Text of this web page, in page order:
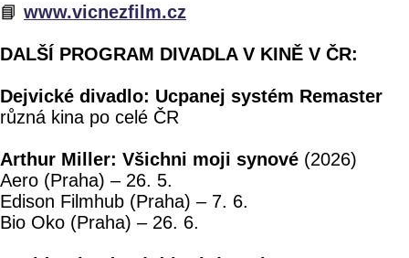
📘 www.vicnezfilm.cz
DALŠÍ PROGRAM DIVADLA V KINĚ V ČR:
Dejvické divadlo: Ucpanej systém Remaster
různá kina po celé ČR
Arthur Miller: Všichni moji synové (2026)
Aero (Praha) – 26. 5.
Edison Filmhub (Praha) – 7. 6.
Bio Oko (Praha) – 26. 6.